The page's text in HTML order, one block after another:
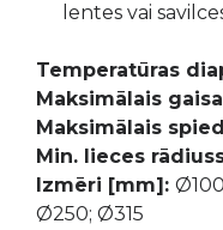
lentes vai
Temperatūras
Maksimālais
Maksimālais
Min. lieces
Izmēri [mm]:
Ø250; Ø315